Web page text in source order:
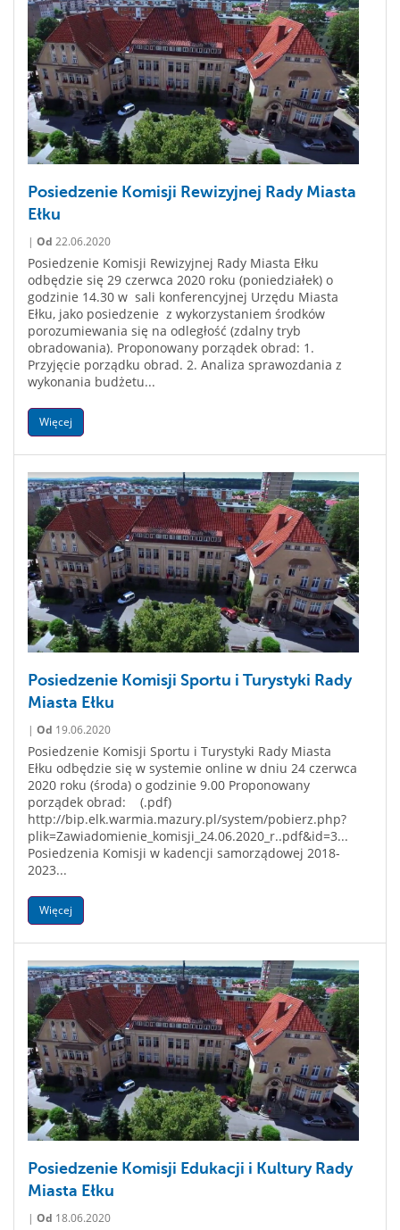
Posiedzenie Komisji Rewizyjnej Rady Miasta
Ełku
| Od 22.06.2020
Posiedzenie Komisji Rewizyjnej Rady Miasta Ełku
odbędzie się 29 czerwca 2020 roku (poniedziałek) o
godzinie 14.30 w sali konferencyjnej Urzędu Miasta
Ełku, jako posiedzenie z wykorzystaniem środków
porozumiewania się na odległość (zdalny tryb
obradowania). Proponowany porządek obrad: 1.
Przyjęcie porządku obrad. 2. Analiza sprawozdania z
wykonania budżetu...
Więcej
Posiedzenie Komisji Sportu i Turystyki Rady
Miasta Ełku
| Od 19.06.2020
Posiedzenie Komisji Sportu i Turystyki Rady Miasta
Ełku odbędzie się w systemie online w dniu 24 czerwca
2020 roku (środa) o godzinie 9.00 Proponowany
porządek obrad: (.pdf)
http://bip.elk.warmia.mazury.pl/system/pobierz.php?
plik=Zawiadomienie_komisji_24.06.2020_r..pdf&id=3...
Posiedzenia Komisji w kadencji samorządowej 2018-
2023...
Więcej
Posiedzenie Komisji Edukacji i Kultury Rady
Miasta Ełku
| Od 18.06.2020